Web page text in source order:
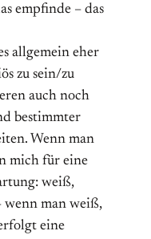
empfinde – das
allgemein eher
zu sein/zu
auch noch
bestimmter
Wenn man
mich für eine
weiß,
man weiß,
eine